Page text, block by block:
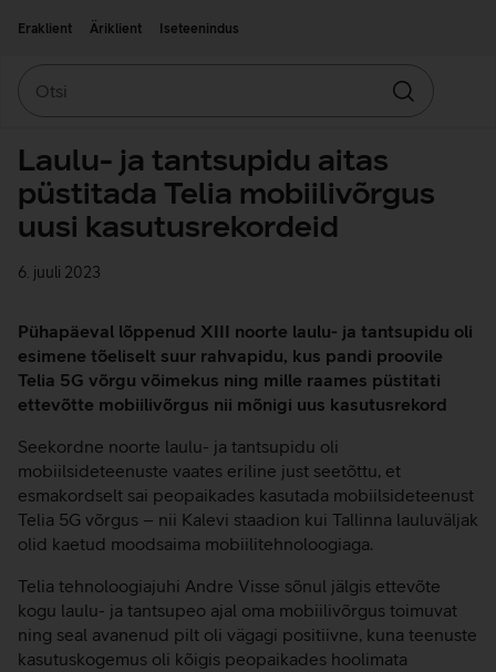
Eraklient
Äriklient Iseteenindus
Otsin
Laulu- ja tantsupidu aitas
püstitada Telia mobiilivõrgus
uusi kasutusrekordeid
6. juuli 2023
Pühapäeval lõppenud XIII noorte laulu- ja tantsupidu oli
esimene tõeliselt suur rahvapidu, kus pandi proovile
Telia 5G võrgu võimekus ning mille raames püstitati
ettevõtte mobiilivõrgus nii mõnigi uus kasutusrekord
Seekordne noorte laulu- ja tantsupidu oli
mobiilsideteenuste vaates eriline just seetõttu, et
esmakordselt sai peopaikades kasutada mobiilsideteenust
Telia 5G võrgus – nii Kalevi staadion kui Tallinna lauluväljak
olid kaetud moodsaima mobiilitehnoloogiaga.
Telia tehnoloogiajuhi Andre Visse sõnul jälgis ettevõte
kogu laulu- ja tantsupeo ajal oma mobiilivõrgus toimuvat
ning seal avanenud pilt oli vägagi positiivne, kuna teenuste
kasutuskogemus oli kõigis peopaikades hoolimata